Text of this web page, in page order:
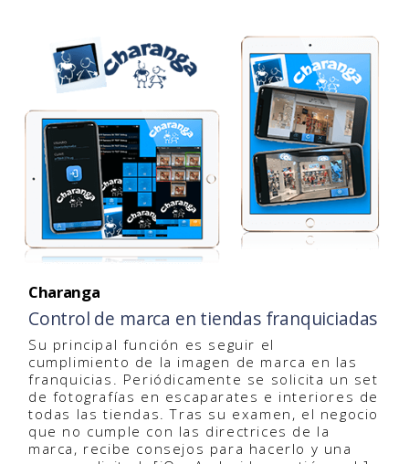
Charanga
Control de marca en tiendas franquiciadas
Su principal función es seguir el
cumplimiento de la imagen de marca en las
franquicias. Periódicamente se solicita un set
de fotografías en escaparates e interiores de
todas las tiendas. Tras su examen, el negocio
que no cumple con las directrices de la
marca, recibe consejos para hacerlo y una